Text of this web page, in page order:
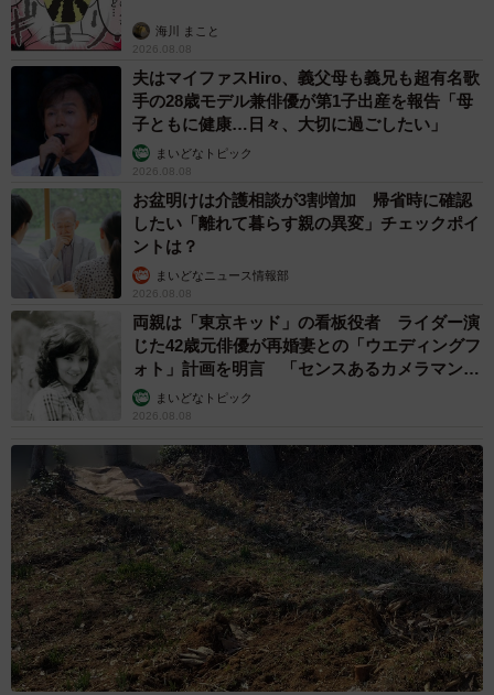
海川 まこと
2026.08.08
夫はマイファスHiro、義父母も義兄も超有名歌
手の28歳モデル兼俳優が第1子出産を報告「母
子ともに健康…日々、大切に過ごしたい」
まいどなトピック
2026.08.08
お盆明けは介護相談が3割増加 帰省時に確認
したい「離れて暮らす親の異変」チェックポイ
ントは？
まいどなニュース情報部
2026.08.08
両親は「東京キッド」の看板役者 ライダー演
じた42歳元俳優が再婚妻との「ウエディングフ
ォト」計画を明言 「センスあるカメラマン求
む」まいどなトピック
2026.08.08